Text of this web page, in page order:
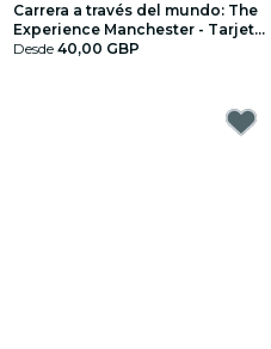
Carrera a través del mundo: The
Experience Manchester - Tarjeta
regalo
Desde 40,00 GBP